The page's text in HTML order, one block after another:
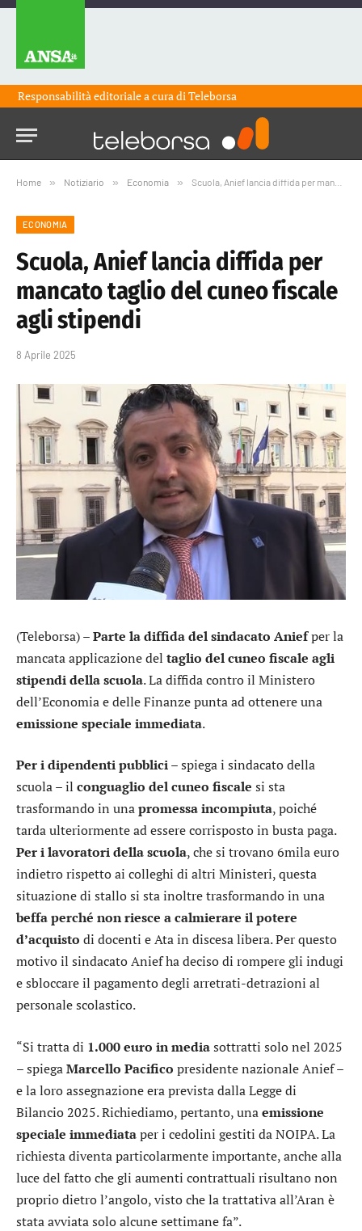
Responsabilità editoriale a cura diTeleborsa
Home » Notiziario » Economia » Scuola, Anief lancia diffida per mancato taglio del cuneo fiscale agli stipendi
ECONOMIA
Scuola, Anief lancia diffida per
mancato taglio del cuneo fiscale
agli stipendi
8 Aprile 2025
(Teleborsa) –Parte la diffida del sindacato Aniefper la
mancata applicazione del taglio del cuneo fiscale agli
stipendi della scuola. La diffida contro il Ministero
dell’Economia e delle Finanze punta ad ottenere una
emissione speciale immediata.
Per i dipendenti pubblici– spiega i sindacato della
scuola – il conguaglio del cuneo fiscale si sta
trasformando in unapromessa incompiuta, poiché
tarda ulteriormente ad essere corrisposto in busta paga.
Per i lavoratori della scuola, che si trovano 6mila euro
indietro rispetto ai colleghi di altri Ministeri, questa
situazione di stallo si sta inoltre trasformando in una
beffaperché non riesce a calmierare il potere
d’acquisto di docenti e Ata in discesa libera. Per questo
motivo il sindacato Anief ha deciso di rompere gli indugi
e sbloccare il pagamento degli arretrati-detrazioni al
personale scolastico.
“Si tratta di 1.000 euro in mediasottratti solo nel 2025
– spiegaMarcello Pacifico presidente nazionale Anief –
e la loro assegnazione era prevista dalla Legge di
Bilancio 2025. Richiediamo, pertanto, unaemissione
speciale immediataper i cedolini gestiti da NOIPA. La
richiesta diventa particolarmente importante, anche alla
luce del fatto che gli aumenti contrattuali risultano non
proprio dietro l’angolo, visto che la trattativa all’Aran è
stata avviata solo alcune settimane fa”.